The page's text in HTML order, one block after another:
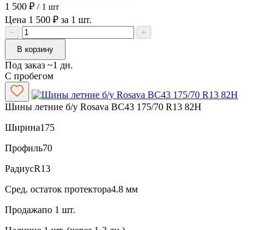
1 500 ₽ / 1 шт
Цена 1 500 ₽ за 1 шт.
−
+
В корзину
Под заказ ~1 дн.
С пробегом
Шины летние б/у Rosava BC43 175/70 R13 82H
Ширина175
Профиль70
РадиусR13
Сред. остаток протектора4.8 мм
Продажапо 1 шт.